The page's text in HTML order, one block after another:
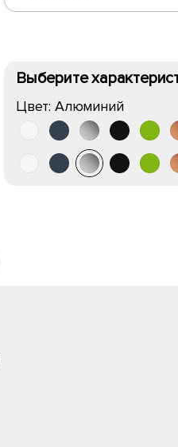
Выберите
Цвет: Алюминий